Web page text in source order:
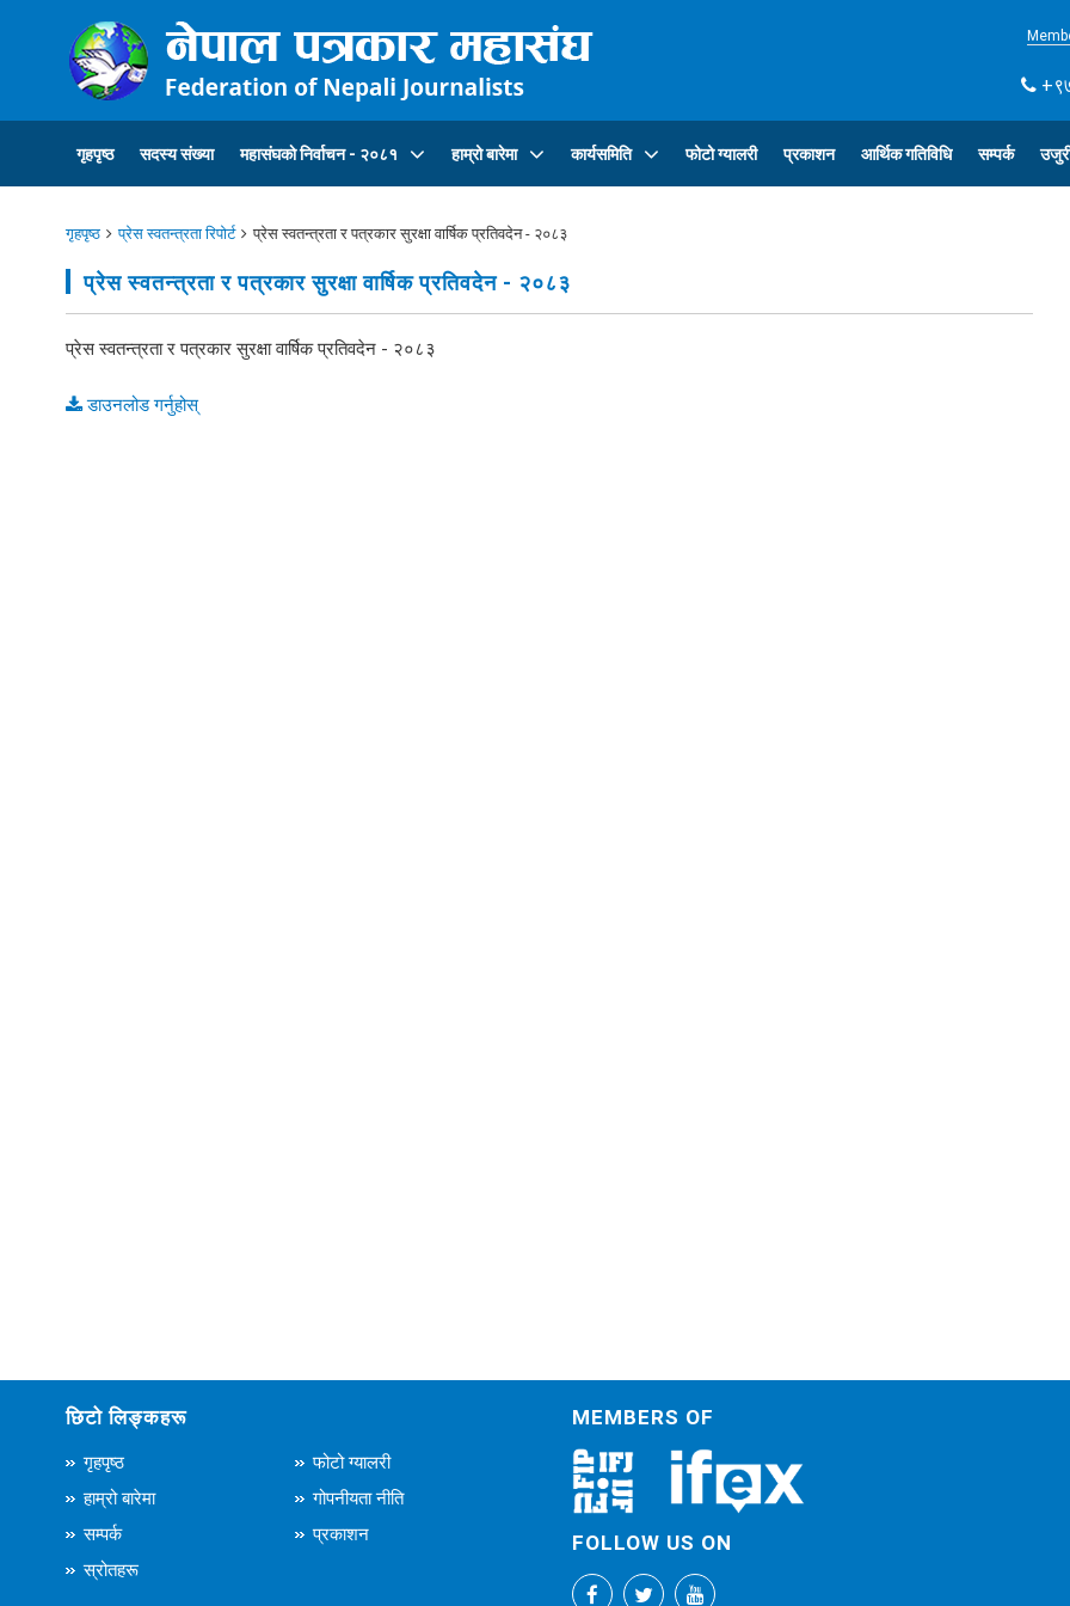
गृहपृष्ठ सदस्य संख्या महासंघकाे निर्वाचन - २०८१ हाम्रो बारेमा कार्यसमिति फोटो ग्यालरी प्रकाशन आर्थिक गतिविधि सम्पर्क
गृहपृष्ठ प्रेस स्वतन्त्रता रिपोर्ट प्रेस स्वतन्त्रता र पत्रकार सुरक्षा वार्षिक प्रतिवदेन - २०८३
प्रेस स्वतन्त्रता र पत्रकार सुरक्षा वार्षिक प्रतिवदेन - २०८३
प्रेस स्वतन्त्रता र पत्रकार सुरक्षा वार्षिक प्रतिवदेन - २०८३
डाउनलोड गर्नुहोस्
छिटो लिङ्कहरू
गृहपृष्ठ
फोटो ग्यालरी
हाम्रो बारेमा
गोपनीयता नीति
सम्पर्क
प्रकाशन
स्रोतहरू
MEMBERS OF
FOLLOW US ON